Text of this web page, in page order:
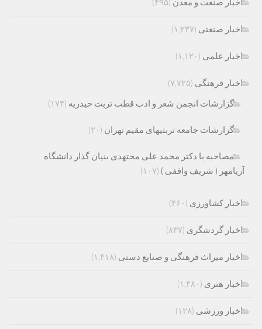
اخبار صنعت و معدن (۴۹۵)
اخبار صنعتی (۱,۲۳۷)
اخبار علمی (۱,۱۲۰)
اخبار فرهنگی (۷,۷۲۵)
گزارشات انجمن شعر و ادب قطب تربت حیدریه (۱۷۴)
گزارشات جامعه تربتیهای مقیم تهران (۲۰)
مصاحبه با دکتر محمد علی مجتهدی بنیان گذار دانشگاه
آریامهر ( شریف واقفی ) (۱۰۷)
اخبار کشاورزی (۴۶۰)
اخبار گردشگری (۸۳۷)
اخبار میراث فرهنگی و صنایع دستی (۱,۴۱۸)
اخبار هنری (۱,۴۸۰)
اخبار ورزشی (۱۲۸)